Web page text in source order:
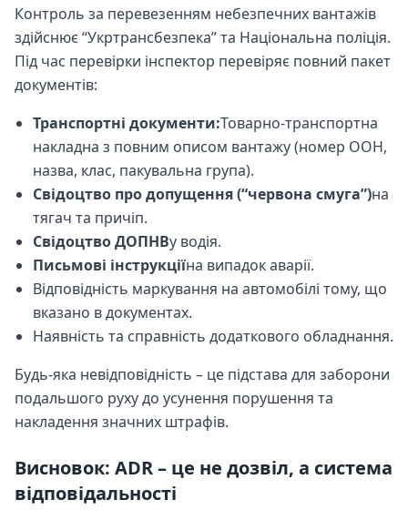
Контроль за перевезенням небезпечних вантажів
здійснює “Укртрансбезпека” та Національна поліція.
Під час перевірки інспектор перевіряє повний пакет
документів:
Транспортні документи:Товарно-транспортна
накладна з повним описом вантажу (номер ООН,
назва, клас, пакувальна група).
Свідоцтво про допущення (“червона смуга”)на
тягач та причіп.
Свідоцтво ДОПНВу водія.
Письмові інструкціїна випадок аварії.
Відповідність маркування на автомобілі тому, що
вказано в документах.
Наявність та справність додаткового обладнання.
Будь-яка невідповідність – це підстава для заборони
подальшого руху до усунення порушення та
накладення значних штрафів.
Висновок: ADR – це не дозвіл, а система
відповідальності